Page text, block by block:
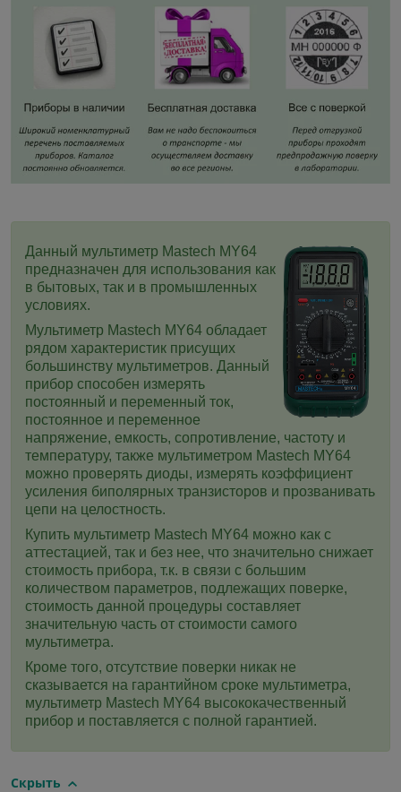
Данный мультиметр Mastech MY64
предназначен для использования как
в бытовых, так и в промышленных
условиях.
Мультиметр Mastech MY64 обладает
рядом характеристик присущих
большинству мультиметров. Данный
прибор способен измерять
постоянный и переменный ток,
постоянное и переменное
напряжение, емкость, сопротивление, частоту и
температуру, также мультиметром Mastech MY64
можно проверять диоды, измерять коэффициент
усиления биполярных транзисторов и прозванивать
цепи на целостность.
Купить мультиметр Mastech MY64 можно как с
аттестацией, так и без нее, что значительно снижает
стоимость прибора, т.к. в связи с большим
количеством параметров, подлежащих поверке,
стоимость данной процедуры составляет
значительную часть от стоимости самого
мультиметра.
Кроме того, отсутствие поверки никак не
сказывается на гарантийном сроке мультиметра,
мультиметр Mastech MY64 высококачественный
прибор и поставляется с полной гарантией.
Скрыть